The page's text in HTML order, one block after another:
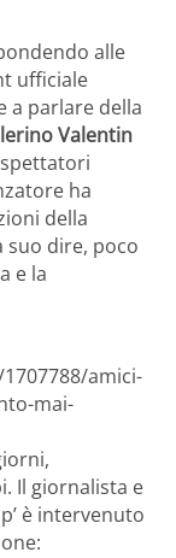
alle
ufficiale
a parlare della
Valentin
ha
della
dire, poco
e la
amici-
mai-
Il giornalista e
è intervenuto